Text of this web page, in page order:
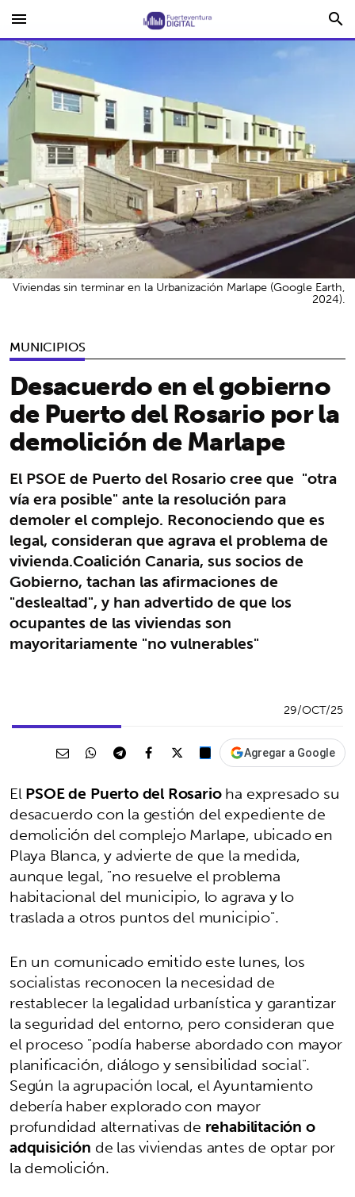
menu search
MUNICIPIOS
Desacuerdo en el gobierno
de Puerto del Rosario por la
demolición de Marlape
El PSOE de Puerto del Rosario cree que "otra
vía era posible" ante la resolución para
demoler el complejo. Reconociendo que es
legal, consideran que agrava el problema de
vivienda.Coalición Canaria, sus socios de
Gobierno, tachan las afirmaciones de
"deslealtad", y han advertido de que los
ocupantes de las viviendas son
mayoritariamente "no vulnerables"
Viviendas sin terminar en la Urbanización Marlape (Google Earth,
2024).
29/OCT/25
Agregar a Google
ElPSOE de Puerto del Rosarioha expresado su
desacuerdo con la gestión del expediente de
demolición del complejo Marlape, ubicado en
Playa Blanca, y advierte de que la medida,
aunque legal, "no resuelve el problema
habitacional del municipio, lo agrava y lo
traslada a otros puntos del municipio".
En un comunicado emitido este lunes, los
socialistas reconocen la necesidad de
restablecer la legalidad urbanística y garantizar
la seguridad del entorno, pero consideran que
el proceso "podía haberse abordado con mayor
planificación, diálogo y sensibilidad social".
Según la agrupación local, el Ayuntamiento
debería haber explorado con mayor
profundidad alternativas de rehabilitación o
adquisición de las viviendas antes de optar por
la demolición.